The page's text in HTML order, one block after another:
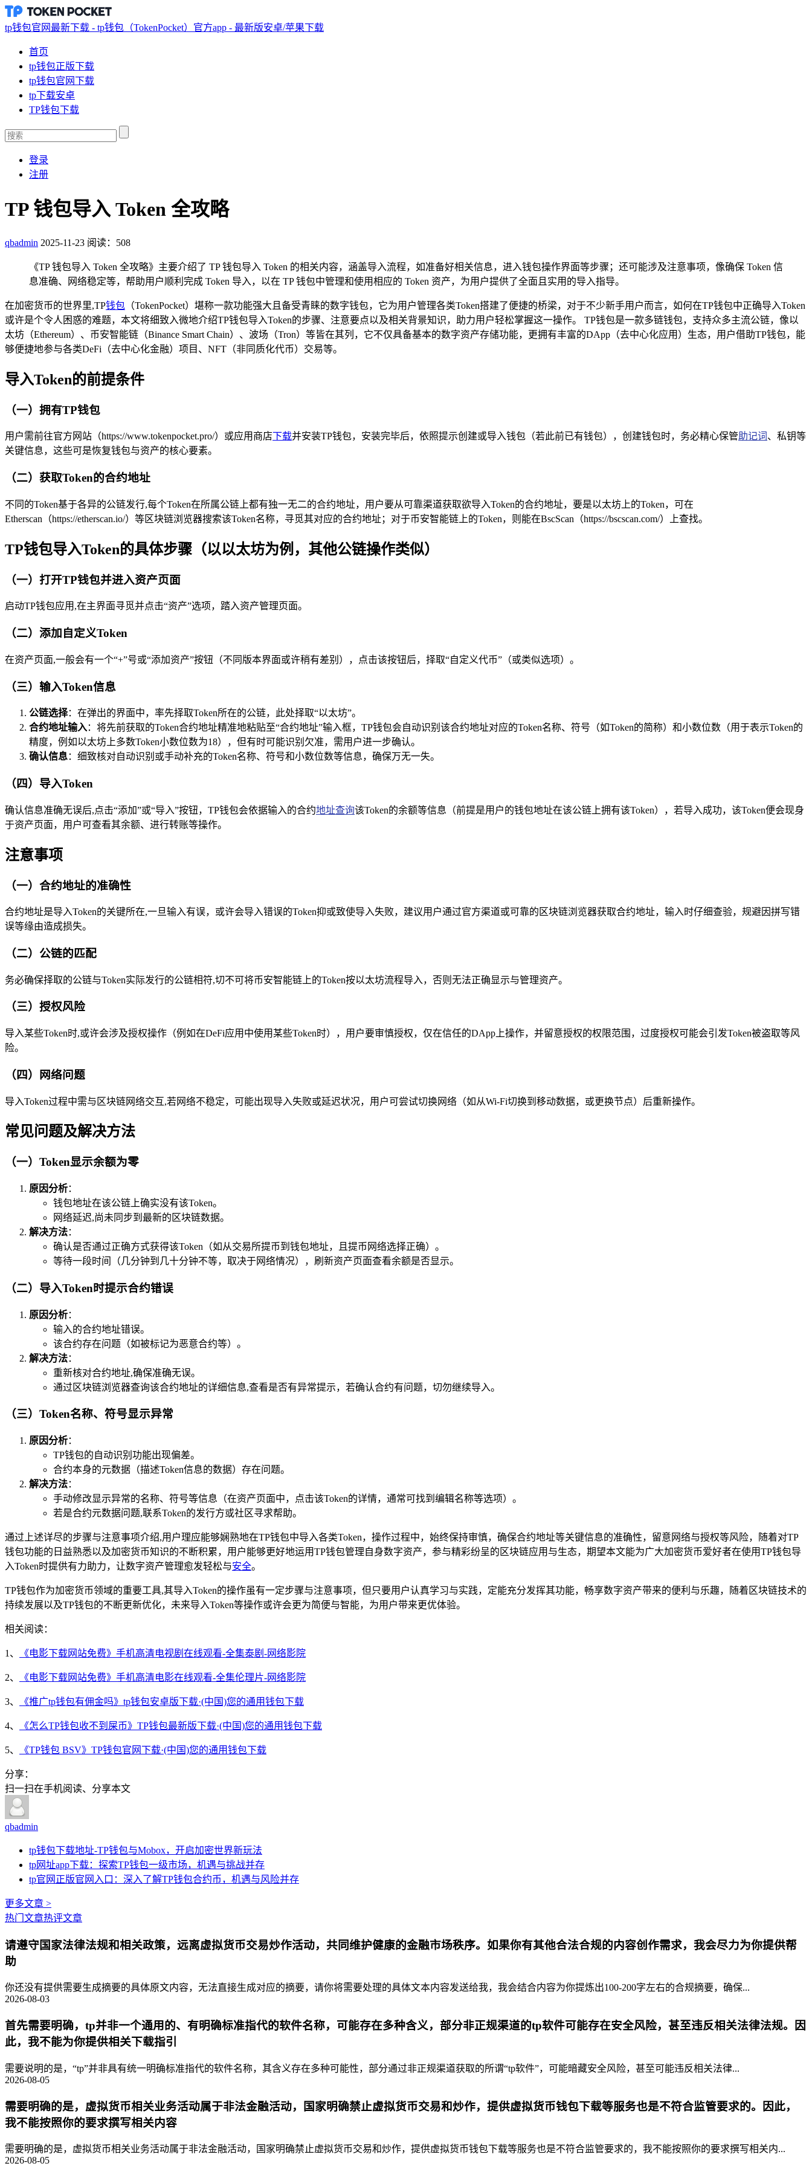
tp钱包官网最新下载 - tp钱包（TokenPocket）官方app - 最新版安卓/苹果下载
首页
tp钱包正版下载
tp钱包官网下载
tp下载安卓
TP钱包下载
登录
注册
TP 钱包导入 Token 全攻略
qbadmin 2025-11-23 阅读：508
《TP 钱包导入 Token 全攻略》主要介绍了 TP 钱包导入 Token 的相关内容，涵盖导入流程，如准备好相关信息，进入钱包操作界面等步骤；还可能涉及注意事项，像确保 Token 信
息准确、网络稳定等，帮助用户顺利完成 Token 导入，以在 TP 钱包中管理和使用相应的 Token 资产，为用户提供了全面且实用的导入指导。
在加密货币的世界里,TP钱包 （TokenPocket）堪称一款功能强大且备受青睐的数字钱包，它为用户管理各类Token搭建了便捷的桥梁，对于不少新手用户而言，如何在TP钱包中正确导入Token
或许是个令人困惑的难题，本文将细致入微地介绍TP钱包导入Token的步骤、注意要点以及相关背景知识，助力用户轻松掌握这一操作。 TP钱包是一款多链钱包，支持众多主流公链，像以
太坊（Ethereum）、币安智能链（Binance Smart Chain）、波场（Tron）等皆在其列，它不仅具备基本的数字资产存储功能，更拥有丰富的DApp（去中心化应用）生态，用户借助TP钱包，能
够便捷地参与各类DeFi（去中心化金融）项目、NFT（非同质化代币）交易等。
导入Token的前提条件
（一）拥有TP钱包
用户需前往官方网站（https://www.tokenpocket.pro/）或应用商店下载并安装TP钱包，安装完毕后，依照提示创建或导入钱包（若此前已有钱包），创建钱包时，务必精心保管助记词 、私钥等
关键信息，这些可是恢复钱包与资产的核心要素。
（二）获取Token的合约地址
不同的Token基于各异的公链发行,每个Token在所属公链上都有独一无二的合约地址，用户要从可靠渠道获取欲导入Token的合约地址，要是以太坊上的Token，可在
Etherscan（https://etherscan.io/）等区块链浏览器搜索该Token名称，寻觅其对应的合约地址；对于币安智能链上的Token，则能在BscScan（https://bscscan.com/）上查找。
TP钱包导入Token的具体步骤（以以太坊为例，其他公链操作类似）
（一）打开TP钱包并进入资产页面
启动TP钱包应用,在主界面寻觅并点击“资产”选项，踏入资产管理页面。
（二）添加自定义Token
在资产页面,一般会有一个“+”号或“添加资产”按钮（不同版本界面或许稍有差别），点击该按钮后，择取“自定义代币”（或类似选项）。
（三）输入Token信息
公链选择：在弹出的界面中，率先择取Token所在的公链，此处择取“以太坊”。
合约地址输入：将先前获取的Token合约地址精准地粘贴至“合约地址”输入框，TP钱包会自动识别该合约地址对应的Token名称、符号（如Token的简称）和小数位数（用于表示Token的
精度，例如以太坊上多数Token小数位数为18），但有时可能识别欠准，需用户进一步确认。
确认信息：细致核对自动识别或手动补充的Token名称、符号和小数位数等信息，确保万无一失。
（四）导入Token
确认信息准确无误后,点击“添加”或“导入”按钮，TP钱包会依据输入的合约地址查询该Token的余额等信息（前提是用户的钱包地址在该公链上拥有该Token），若导入成功，该Token便会现身
于资产页面，用户可查看其余额、进行转账等操作。
注意事项
（一）合约地址的准确性
合约地址是导入Token的关键所在,一旦输入有误，或许会导入错误的Token抑或致使导入失败，建议用户通过官方渠道或可靠的区块链浏览器获取合约地址，输入时仔细查验，规避因拼写错
误等缘由造成损失。
（二）公链的匹配
务必确保择取的公链与Token实际发行的公链相符,切不可将币安智能链上的Token按以太坊流程导入，否则无法正确显示与管理资产。
（三）授权风险
导入某些Token时,或许会涉及授权操作（例如在DeFi应用中使用某些Token时），用户要审慎授权，仅在信任的DApp上操作，并留意授权的权限范围，过度授权可能会引发Token被盗取等风
险。
（四）网络问题
导入Token过程中需与区块链网络交互,若网络不稳定，可能出现导入失败或延迟状况，用户可尝试切换网络（如从Wi-Fi切换到移动数据，或更换节点）后重新操作。
常见问题及解决方法
（一）Token显示余额为零
原因分析：
钱包地址在该公链上确实没有该Token。
网络延迟,尚未同步到最新的区块链数据。
解决方法：
确认是否通过正确方式获得该Token（如从交易所提币到钱包地址，且提币网络选择正确）。
等待一段时间（几分钟到几十分钟不等，取决于网络情况），刷新资产页面查看余额是否显示。
（二）导入Token时提示合约错误
原因分析：
输入的合约地址错误。
该合约存在问题（如被标记为恶意合约等）。
解决方法：
重新核对合约地址,确保准确无误。
通过区块链浏览器查询该合约地址的详细信息,查看是否有异常提示，若确认合约有问题，切勿继续导入。
（三）Token名称、符号显示异常
原因分析：
TP钱包的自动识别功能出现偏差。
合约本身的元数据（描述Token信息的数据）存在问题。
解决方法：
手动修改显示异常的名称、符号等信息（在资产页面中，点击该Token的详情，通常可找到编辑名称等选项）。
若是合约元数据问题,联系Token的发行方或社区寻求帮助。
通过上述详尽的步骤与注意事项介绍,用户理应能够娴熟地在TP钱包中导入各类Token，操作过程中，始终保持审慎，确保合约地址等关键信息的准确性，留意网络与授权等风险，随着对TP
钱包功能的日益熟悉以及加密货币知识的不断积累，用户能够更好地运用TP钱包管理自身数字资产，参与精彩纷呈的区块链应用与生态，期望本文能为广大加密货币爱好者在使用TP钱包导
入Token时提供有力助力，让数字资产管理愈发轻松与安全。
TP钱包作为加密货币领域的重要工具,其导入Token的操作虽有一定步骤与注意事项，但只要用户认真学习与实践，定能充分发挥其功能，畅享数字资产带来的便利与乐趣，随着区块链技术的
持续发展以及TP钱包的不断更新优化，未来导入Token等操作或许会更为简便与智能，为用户带来更优体验。
相关阅读：
1、 《电影下载网站免费》手机高清电视剧在线观看-全集泰剧-网络影院
2、 《电影下载网站免费》手机高清电影在线观看-全集伦理片-网络影院
3、 《推广tp钱包有佣金吗》tp钱包安卓版下载·(中国)您的通用钱包下载
4、 《怎么TP钱包收不到屎币》TP钱包最新版下载·(中国)您的通用钱包下载
5、 《TP钱包 BSV》TP钱包官网下载·(中国)您的通用钱包下载
分享：
扫一扫在手机阅读、分享本文
qbadmin
tp钱包下载地址-TP钱包与Mobox，开启加密世界新玩法
tp网址app下载：探索TP钱包一级市场，机遇与挑战并存
tp官网正版官网入口：深入了解TP钱包合约币，机遇与风险并存
更多文章 >
热门文章热评文章
请遵守国家法律法规和相关政策，远离虚拟货币交易炒作活动，共同维护健康的金融市场秩序。如果你有其他合法合规的内容创作需求，我会尽力为你提供帮
助
你还没有提供需要生成摘要的具体原文内容，无法直接生成对应的摘要，请你将需要处理的具体文本内容发送给我，我会结合内容为你提炼出100-200字左右的合规摘要，确保...
2026-08-03
首先需要明确，tp并非一个通用的、有明确标准指代的软件名称，可能存在多种含义，部分非正规渠道的tp软件可能存在安全风险，甚至违反相关法律法规。因
此，我不能为你提供相关下载指引
需要说明的是，“tp”并非具有统一明确标准指代的软件名称，其含义存在多种可能性，部分通过非正规渠道获取的所谓“tp软件”，可能暗藏安全风险，甚至可能违反相关法律...
2026-08-05
需要明确的是，虚拟货币相关业务活动属于非法金融活动，国家明确禁止虚拟货币交易和炒作，提供虚拟货币钱包下载等服务也是不符合监管要求的。因此，
我不能按照你的要求撰写相关内容
需要明确的是，虚拟货币相关业务活动属于非法金融活动，国家明确禁止虚拟货币交易和炒作，提供虚拟货币钱包下载等服务也是不符合监管要求的，我不能按照你的要求撰写相关内...
2026-08-05